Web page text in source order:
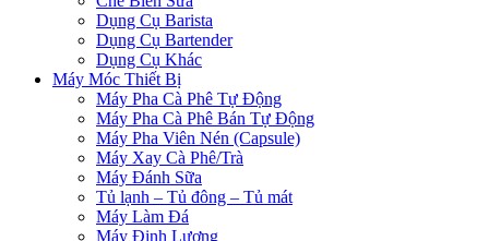
Dụng Cụ Barista
Dụng Cụ Bartender
Dụng Cụ Khác
Máy Móc Thiết Bị
Máy Pha Cà Phê Tự Động
Máy Pha Cà Phê Bán Tự Động
Máy Pha Viên Nén (Capsule)
Máy Xay Cà Phê/Trà
Máy Đánh Sữa
Tủ lạnh – Tủ đông – Tủ mát
Máy Làm Đá
Máy Định Lượng